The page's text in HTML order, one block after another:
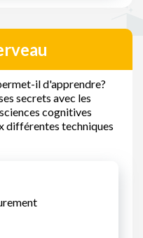
il d'apprendre?
secrets avec les
cognitives
différentes techniques